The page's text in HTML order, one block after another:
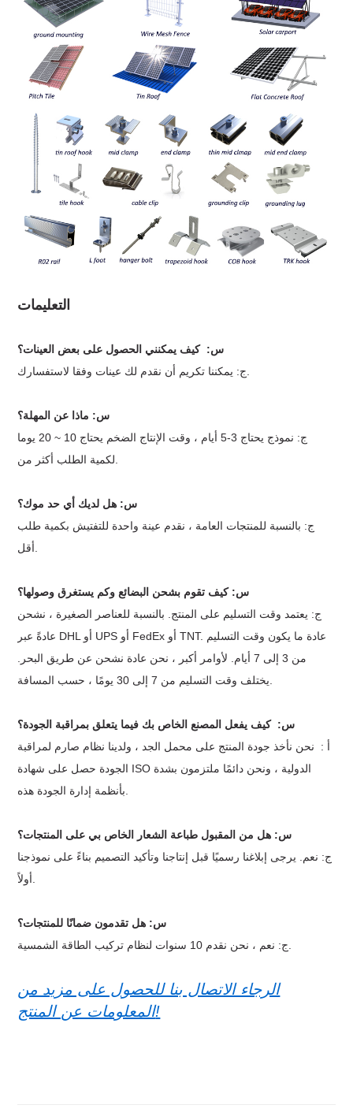
التعليمات
س:كيف يمكنني الحصول على بعض العينات؟
س: ماذا عن المهلة؟
ج: نموذج يحتاج 3-5 أيام ، وقت الإنتاج الضخم يحتاج 10 ~ 20 يوما
س: هل لديك أي حد موك؟
ج: بالنسبة للمنتجات العامة ، نقدم عينة واحدة للتفتيش بكمية طلب
س: كيف تقوم بشحن البضائع وكم يستغرق وصولها؟
ج: يعتمد وقت التسليم على المنتج. بالنسبة للعناصر الصغيرة ، نشحن
عادةً عبر DHL أو UPS أو FedEx أو TNT. عادة ما يكون وقت التسليم
من 3 إلى 7 أيام. لأوامر أكبر ، نحن عادة نشحن عن طريق البحر.
س:كيف يفعل المصنع الخاص بك فيما يتعلق بمراقبة الجودة؟
أ : نحن نأخذ جودة المنتج على محمل الجد ، ولدينا نظام صارم لمراقبة
الجودة حصل على شهادة ISO الدولية ، ونحن دائمًا ملتزمون بشدة
بأنظمة إدارة الجودة هذه
س: هل من المقبول طباعة الشعار الخاص بي على المنتجات؟
ج: نعم. يرجى إبلاغنا رسميًا قبل إنتاجنا وتأكيد التصميم بناءً على نموذجنا
س: هل تقدمون ضمانًا للمنتجات؟
الرجاء الاتصال بنا للحصول على مزيد من
المعلومات عن المنتج!